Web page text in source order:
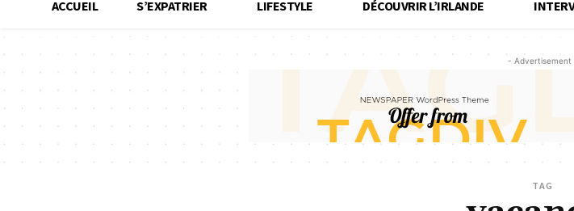
ACCUEIL S’EXPATRIER LIFESTYLE DÉCOUVRIR L’IRLANDE
- Advertisement
TAG